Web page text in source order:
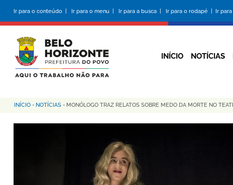
conteúdo
principal
Ir para o conteúdo | Ir para o menu | Ir para a busca | Ir para o rodapé | Ir
INÍCIO NOTÍCIAS
Trilha
de
INÍCIO - NOTÍCIAS - MONÓLOGO TRAZ RELATOS SOBRE MEDO DA MORTE NO